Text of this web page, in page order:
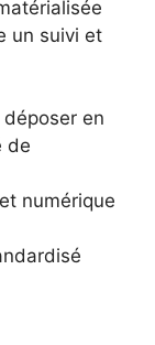
un suivi et
en
de
numérique